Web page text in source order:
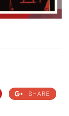
SHARE